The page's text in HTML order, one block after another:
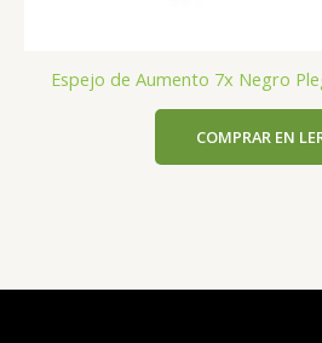
Espejo de Aumento 7x Negro
COMPRAR EN